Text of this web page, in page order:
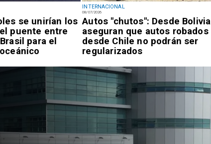
se unirían los
puente entre
para el
INTERNACIONAL
08/07/2026
Autos "chutos": Desde Bolivia
aseguran que autos robados
desde Chile no podrán ser
regularizados